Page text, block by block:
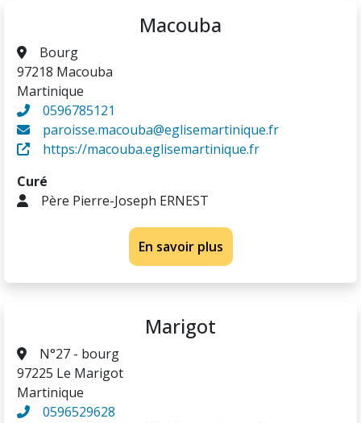
Macouba
Bourg
97218 Macouba
Martinique
0596785121
paroisse.macouba@eglisemartinique.fr
https://macouba.eglisemartinique.fr
Curé
Père Pierre-Joseph ERNEST
En savoir plus
Marigot
N°27 - bourg
97225 Le Marigot
Martinique
0596529628